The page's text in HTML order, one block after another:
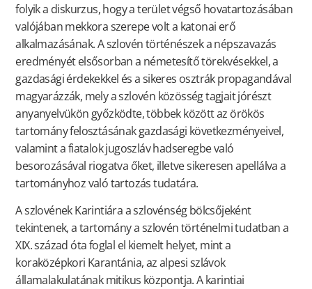
folyik a diskurzus, hogy a terület végső hovatartozásában
valójában mekkora szerepe volt a katonai erő
alkalmazásának. A szlovén történészek a népszavazás
eredményét elsősorban a németesítő törekvésekkel, a
gazdasági érdekekkel és a sikeres osztrák propagandával
magyarázzák, mely a szlovén közösség tagjait jórészt
anyanyelvükön győzködte, többek között az örökös
tartomány felosztásának gazdasági következményeivel,
valamint a fiatalok jugoszláv hadseregbe való
besorozásával riogatva őket, illetve sikeresen apellálva a
tartományhoz való tartozás tudatára.
A szlovének Karintiára a szlovénség bölcsőjeként
tekintenek, a tartomány a szlovén történelmi tudatban a
XIX. század óta foglal el kiemelt helyet, mint a
koraközépkori Karantánia, az alpesi szlávok
államalakulatának mitikus központja. A karintiai